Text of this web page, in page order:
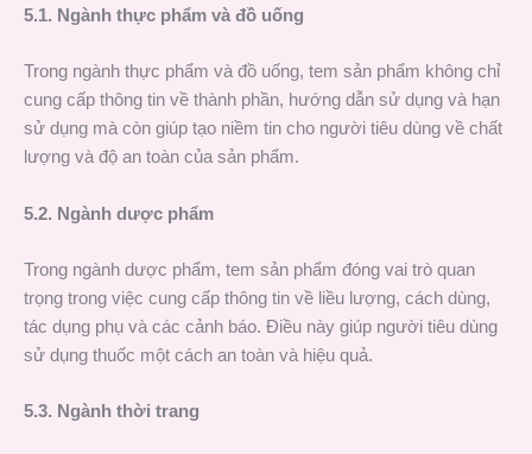
5.1. Ngành thực phẩm và đồ uống
Trong ngành thực phẩm và đồ uống, tem sản phẩm không chỉ
cung cấp thông tin về thành phần, hướng dẫn sử dụng và hạn
sử dụng mà còn giúp tạo niềm tin cho người tiêu dùng về chất
lượng và độ an toàn của sản phẩm.
5.2. Ngành dược phẩm
Trong ngành dược phẩm, tem sản phẩm đóng vai trò quan
trọng trong việc cung cấp thông tin về liều lượng, cách dùng,
tác dụng phụ và các cảnh báo. Điều này giúp người tiêu dùng
sử dụng thuốc một cách an toàn và hiệu quả.
5.3. Ngành thời trang